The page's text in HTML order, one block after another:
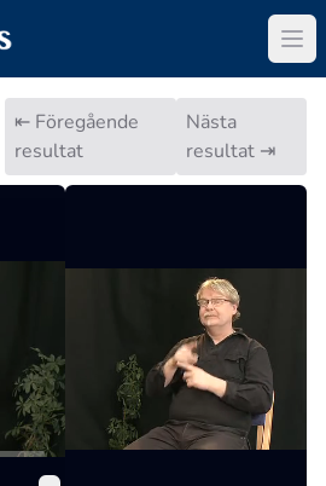
⇤ Föregående
resultat
Nästa
resultat ⇥